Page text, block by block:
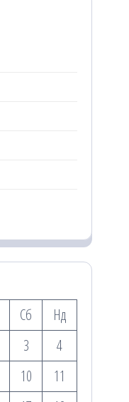
Сб
Нд
3
4
10
11